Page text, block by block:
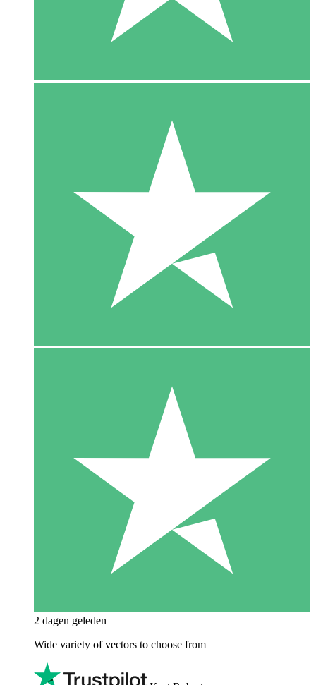
2 dagen geleden
Wide variety of vectors to choose from